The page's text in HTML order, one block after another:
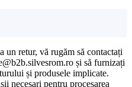
un retur, vă rugăm să contactați
și să furnizați
și produsele implicate.
necesari pentru procesarea